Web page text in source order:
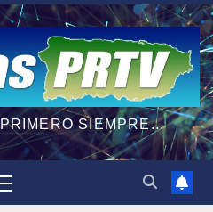
SIEMPRE...